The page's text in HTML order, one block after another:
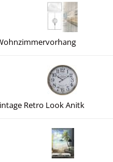
Retro Look Anitk